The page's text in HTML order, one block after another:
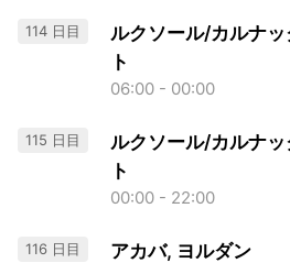
114 日目
ルクソール/カルナ
ト
06:00 - 00:00
115 日目
ルクソール/カルナ
ト
00:00 - 22:00
116 日目 アカバ, ヨルダン